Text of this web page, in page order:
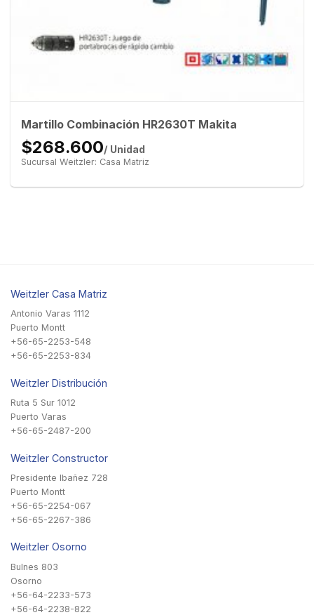
Martillo Combinación HR2630T Makita
$268.600/ Unidad
Sucursal Weitzler: Casa Matriz
Weitzler Casa Matriz
Antonio Varas 1112
Puerto Montt
+56-65-2253-548
+56-65-2253-834
Weitzler Distribución
Ruta 5 Sur 1012
Puerto Varas
+56-65-2487-200
Weitzler Constructor
Presidente Ibañez 728
Puerto Montt
+56-65-2254-067
+56-65-2267-386
Weitzler Osorno
Bulnes 803
Osorno
+56-64-2233-573
+56-64-2238-822